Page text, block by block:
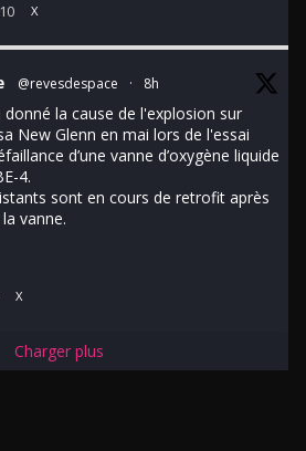
10 X
@revesdespace · 8h
donné la cause de l'explosion sur
New Glenn en mai lors de l'essai
d’une vanne d’oxygène liquide
4.
sont en cours de retrofit après
vanne.
X
Charger plus